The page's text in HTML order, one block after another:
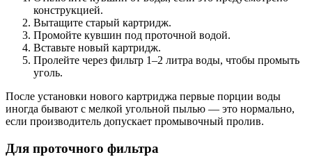
конструкцией.
Вытащите старый картридж.
Промойте кувшин под проточной водой.
Вставьте новый картридж.
Пролейте через фильтр 1–2 литра воды, чтобы промыть
уголь.
После установки нового картриджа первые порции воды
иногда бывают с мелкой угольной пылью — это нормально,
если производитель допускает промывочный пролив.
Для проточного фильтра